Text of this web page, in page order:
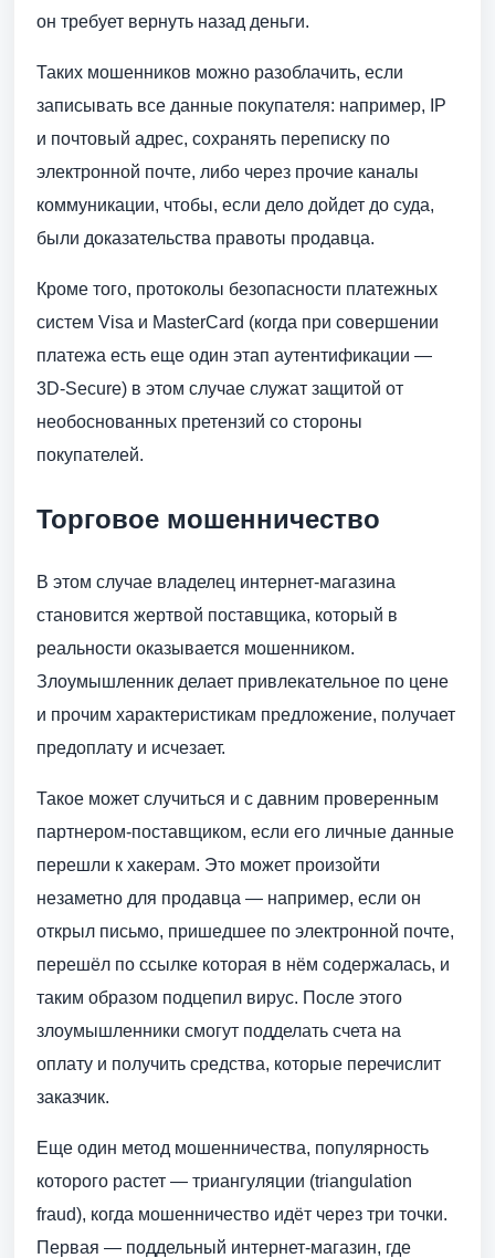
он требует вернуть назад деньги.
Таких мошенников можно разоблачить, если
записывать все данные покупателя: например, IP
и почтовый адрес, сохранять переписку по
электронной почте, либо через прочие каналы
коммуникации, чтобы, если дело дойдет до суда,
были доказательства правоты продавца.
Кроме того, протоколы безопасности платежных
систем Visa и MasterCard (когда при совершении
платежа есть еще один этап аутентификации —
3D-Secure) в этом случае служат защитой от
необоснованных претензий со стороны
покупателей.
Торговое мошенничество
В этом случае владелец интернет-магазина
становится жертвой поставщика, который в
реальности оказывается мошенником.
Злоумышленник делает привлекательное по цене
и прочим характеристикам предложение, получает
предоплату и исчезает.
Такое может случиться и с давним проверенным
партнером-поставщиком, если его личные данные
перешли к хакерам. Это может произойти
незаметно для продавца — например, если он
открыл письмо, пришедшее по электронной почте,
перешёл по ссылке которая в нём содержалась, и
таким образом подцепил вирус. После этого
злоумышленники смогут подделать счета на
оплату и получить средства, которые перечислит
заказчик.
Еще один метод мошенничества, популярность
которого растет — триангуляции (triangulation
fraud), когда мошенничество идёт через три точки.
Первая — поддельный интернет-магазин, где